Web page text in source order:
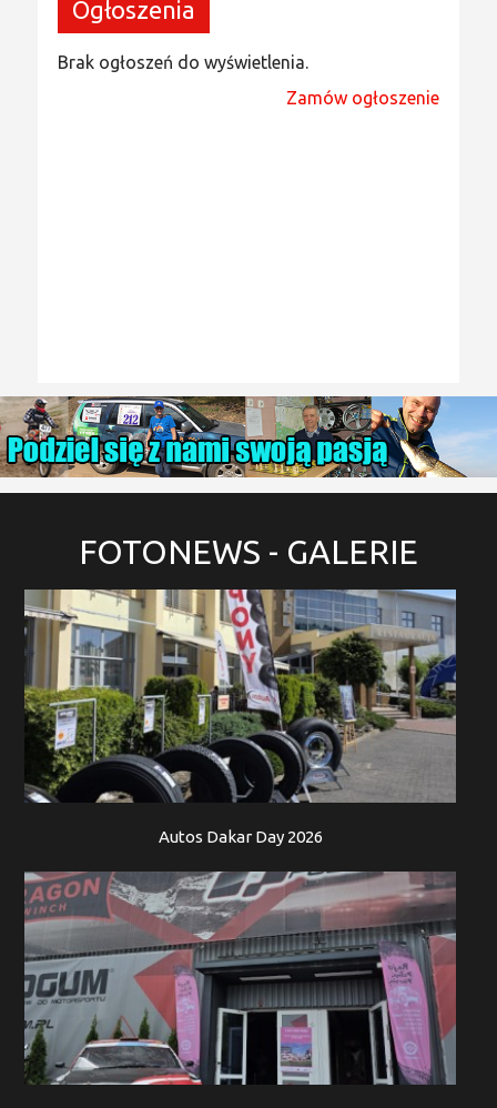
Ogłoszenia
Brak ogłoszeń do wyświetlenia.
Zamów ogłoszenie
FOTONEWS - GALERIE
Autos Dakar Day 2026